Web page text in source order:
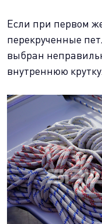
Если при первом
перекрученные
выбран
внутреннюю крутку.